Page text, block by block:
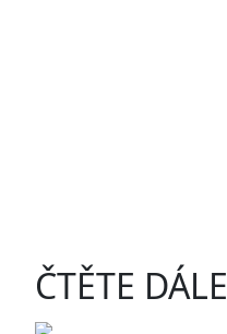
ČTĚTE DÁLE